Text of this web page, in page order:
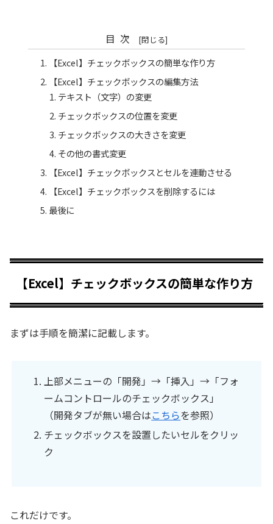
目次
【Excel】チェックボックスの簡単な作り方
【Excel】チェックボックスの編集方法
テキスト（文字）の変更
チェックボックスの位置を変更
チェックボックスの大きさを変更
その他の書式変更
【Excel】チェックボックスとセルを連動させる
【Excel】チェックボックスを削除するには
最後に
【Excel】チェックボックスの簡単な作り方
まずは手順を簡潔に記載します。
上部メニューの「開発」→「挿入」→「フォ
ームコントロールのチェックボックス」
（開発タブが無い場合はこちらを参照）
チェックボックスを設置したいセルをクリッ
ク
これだけです。